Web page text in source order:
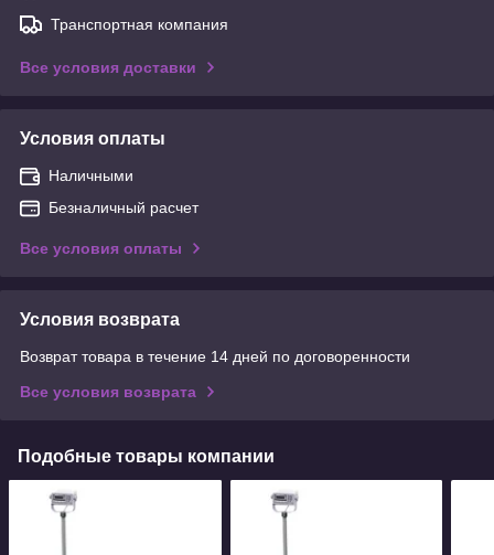
Транспортная компания
Все условия доставки
Условия оплаты
Наличными
Безналичный расчет
Все условия оплаты
Условия возврата
Возврат товара в течение 14 дней по договоренности
Все условия возврата
Подобные товары компании